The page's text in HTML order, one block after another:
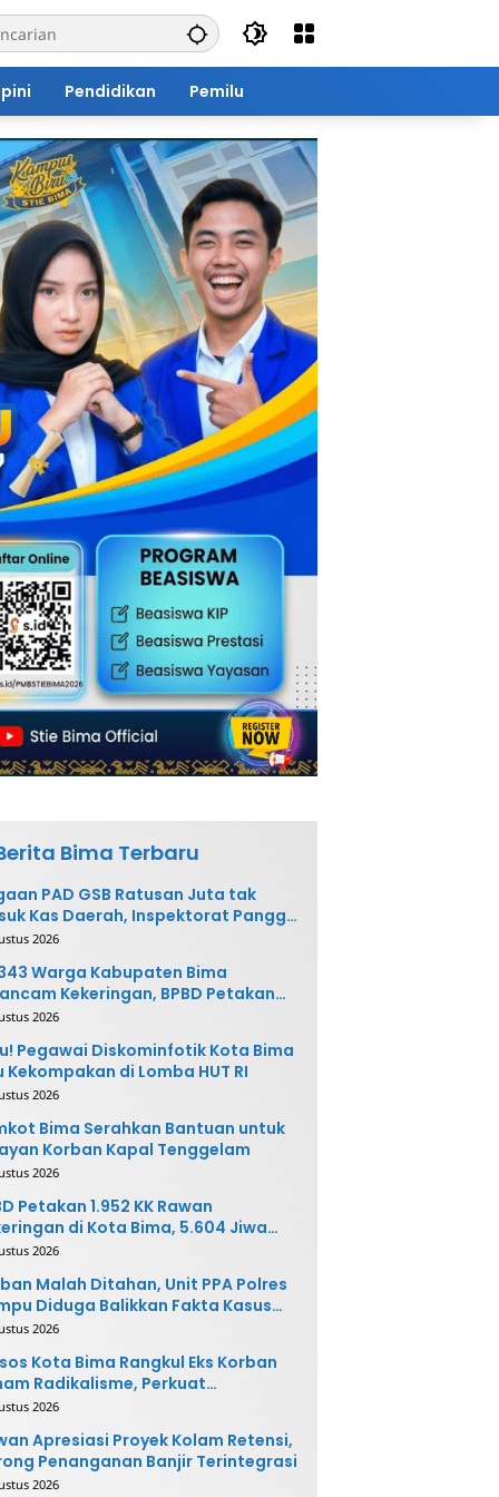
Pendidikan Pemilu
Bima Terbaru
PAD GSB Ratusan Juta tak
Kas Daerah, Inspektorat Panggil
Terkait
2026
Warga Kabupaten Bima
Kekeringan, BPBD Petakan
Rawan
2026
Pegawai Diskominfotik Kota Bima
Kekompakan di Lomba HUT RI
2026
Bima Serahkan Bantuan untuk
Korban Kapal Tenggelam
2026
Petakan 1.952 KK Rawan
di Kota Bima, 5.604 Jiwa
Terdampak
2026
Malah Ditahan, Unit PPA Polres
Diduga Balikkan Fakta Kasus
2026
Kota Bima Rangkul Eks Korban
Radikalisme, Perkuat
Sosial
2026
Apresiasi Proyek Kolam Retensi,
Penanganan Banjir Terintegrasi
2026